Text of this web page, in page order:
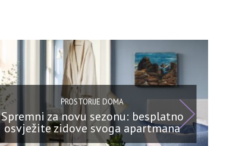
PROSTORIJE DOMA
Spremni za novu sezonu: besplatno
osvježite zidove svoga apartmana